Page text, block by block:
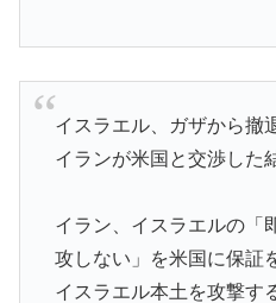
イスラエル、ガザから撤
イランが米国と交渉した
イラン、イスラエルの「
攻しない」を米国に保証
イスラエル本土を攻撃す